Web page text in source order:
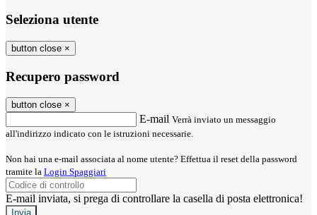
Seleziona utente
button close ×
Recupero password
button close ×
E-mail Verrà inviato un messaggio
all'indirizzo indicato con le istruzioni necessarie.
Non hai una e-mail associata al nome utente? Effettua il reset della password
tramite la Login Spaggiari
E-mail inviata, si prega di controllare la casella di posta elettronica!